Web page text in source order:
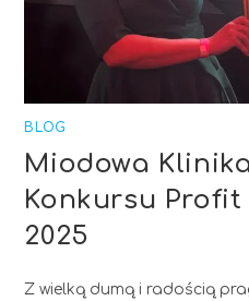
BLOG
Miodowa
Konkursu
2025
Z wielką dumą i radością